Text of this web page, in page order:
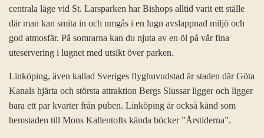
centrala läge vid St. Larsparken har Bishops alltid varit ett ställe
där man kan smita in och umgås i en lugn avslappnad miljö och
god atmosfär. På somrarna kan du njuta av en öl på vår fina
uteservering i lugnet med utsikt över parken.
Linköping, även kallad Sveriges flyghuvudstad är staden där Göta
Kanals hjärta och största attraktion Bergs Slussar ligger och ligger
bara ett par kvarter från puben. Linköping är också känd som
hemstaden till Mons Kallentofts kända böcker ”Årstiderna”.